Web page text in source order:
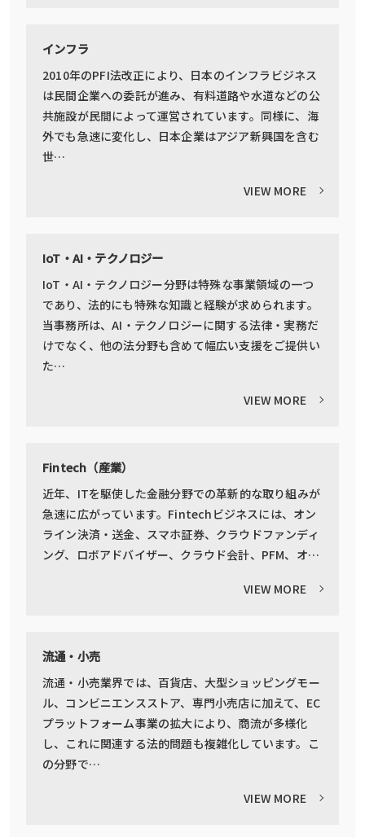
インフラ
2010年のPFI法改正により、日本のインフラビジネス
は民間企業への委託が進み、有料道路や水道などの公
共施設が民間によって運営されています。同様に、海
外でも急速に変化し、日本企業はアジア新興国を含む
世…
VIEW MORE
IoT・AI・テクノロジー
IoT・AI・テクノロジー分野は特殊な事業領域の一つ
であり、法的にも特殊な知識と経験が求められます。
当事務所は、AI・テクノロジーに関する法律・実務だ
けでなく、他の法分野も含めて幅広い支援をご提供い
た…
VIEW MORE
Fintech（産業）
近年、ITを駆使した金融分野での革新的な取り組みが
急速に広がっています。Fintechビジネスには、オン
ライン決済・送金、スマホ証券、クラウドファンディ
ング、ロボアドバイザー、クラウド会計、PFM、オ…
VIEW MORE
流通・小売
流通・小売業界では、百貨店、大型ショッピングモー
ル、コンビニエンスストア、専門小売店に加えて、EC
プラットフォーム事業の拡大により、商流が多様化
し、これに関連する法的問題も複雑化しています。こ
の分野で…
VIEW MORE